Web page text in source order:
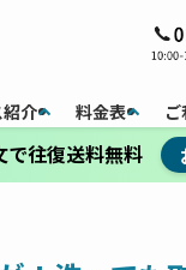
介 料金表
往復送料無料